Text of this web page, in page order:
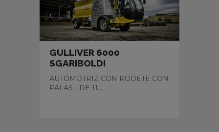
GULLIVER 6000
SGARIBOLDI
AUTOMOTRIZ CON RODETE CON
PALAS - DE 11...